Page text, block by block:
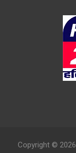
Copyright © 2026